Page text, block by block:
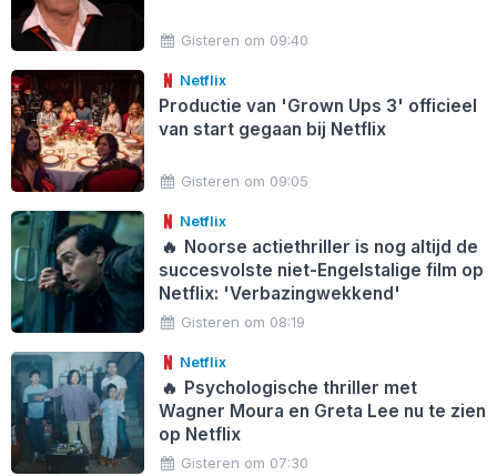
Gisteren om 09:40
Netflix
Productie van 'Grown Ups 3' officieel
van start gegaan bij Netflix
Gisteren om 09:05
Netflix
🔥 Noorse actiethriller is nog altijd de
succesvolste niet-Engelstalige film op
Netflix: 'Verbazingwekkend'
Gisteren om 08:19
Netflix
🔥 Psychologische thriller met
Wagner Moura en Greta Lee nu te zien
op Netflix
Gisteren om 07:30